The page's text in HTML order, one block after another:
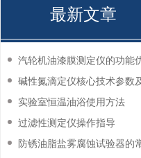
最新文章
实验室恒温油浴使用方法
过滤性测定仪操作指导